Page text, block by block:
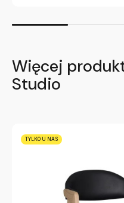
Więcej
Studio
TYLKO U NAS